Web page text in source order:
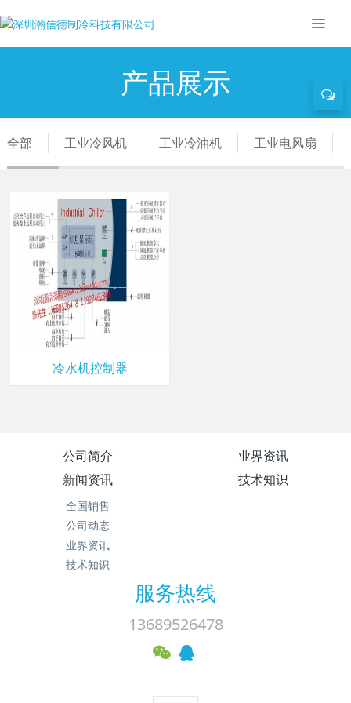
产品展示
全部 工业冷风机 工业冷油机 工业电风扇
冷水机控制器
公司简介
业界资讯
新闻资讯
全国销售
公司动态
业界资讯
技术知识
技术知识
服务热线
13689526478